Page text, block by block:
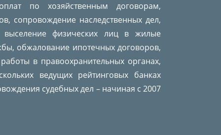
по хозяйственным договорам,
сопровождение наследственных дел,
выселение физических лиц в жилые
обжалование ипотечных договоров,
в правоохранительных органах,
ведущих рейтинговых банках
судебных дел – начиная с 2007